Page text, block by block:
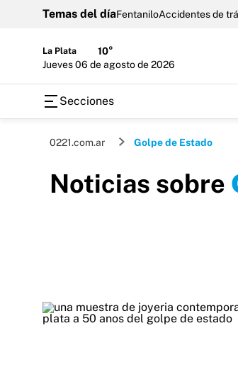
Temas del díaFentaniloAccidentes de
La Plata
10°
jueves 06 de agosto de 2026
Secciones
0221.com.ar Golpe de Estado
Noticias sobre